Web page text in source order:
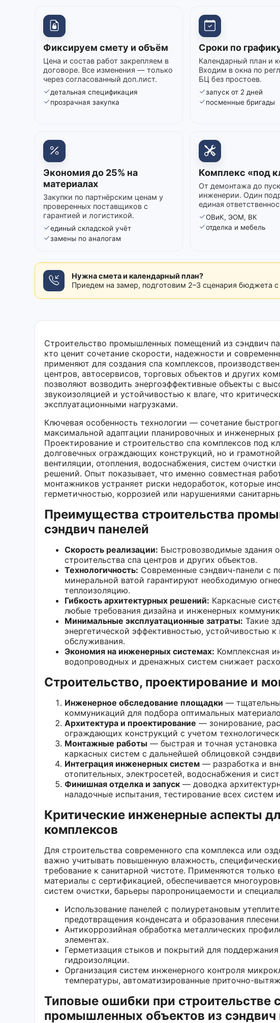
Фиксируем смету и объём
Цена и состав работ закрепляем в
договоре. Все изменения — только
через согласованный доп.лист.
детальная спецификация
прозрачная закупка
Сроки по
Календарный план и
Входим в окна по
БЦ без простоев.
запуск от 2 дней
посменные бригады
Экономия до 25% на
материалах
Закупки по партнёрским ценам у
проверенных поставщиков с
гарантией и логистикой.
единый складской учёт
замены по аналогам
Комплекс «под
От демонтажа до
инженерии. Один
единая
ОВиК, ЭОМ, ВК
отделка и мебель
Нужна смета и календарный план?
Приедем на замер, подготовим 2–3 сценария бюджета
Строительство промышленных помещений из сэндвич
кто ценит сочетание скорости, надежности и
применяют для создания спа комплексов,
центров, автосервисов, торговых объектов и других
позволяют возводить энергоэффективные объекты с
звукоизоляцией и устойчивостью к влаге, что
эксплуатационными нагрузками.
Ключевая особенность технологии — сочетание
максимальной адаптации планировочных и инженерных
Проектирование и строительство спа комплексов под
долговечных ограждающих конструкций, но и
вентиляции, отопления, водоснабжения, систем
решений. Опыт показывает, что именно совместная
монтажников устраняет риски недоработок, которые
герметичностью, коррозией или нарушениями
Преимущества строительства
сэндвич панелей
Скорость реализации: Быстровозводимые здания
строительства спа центров и других объектов.
Технологичность: Современные сэндвич-панели с
минеральной ватой гарантируют необходимую
теплоизоляцию.
Гибкость архитектурных решений: Каркасные
любые требования дизайна и инженерных
Минимальные эксплуатационные затраты: Такие
энергетической эффективностью, устойчивостью
обслуживания.
Экономия на инженерных системах: Комплексная
водопроводных и дренажных систем снижает
Строительство, проектирование и
Инженерное обследование площадки —
коммуникаций для подбора оптимальных
Архитектура и проектирование — зонирование,
ограждающих конструкций с учетом
Монтажные работы — быстрая и точная
каркасных систем с дальнейшей облицовкой
Интеграция инженерных систем — разработка и
отопительных, электросетей, водоснабжения и
Финишная отделка и запуск — доводка
наладочные испытания, тестирование всех систем
Критические инженерные аспекты
комплексов
Для строительства современного спа комплекса или
важно учитывать повышенную влажность,
требование к санитарной чистоте. Применяются только
материалы с сертификацией, обеспечивается
систем очистки, барьеры паропроницаемости и
Использование панелей с полиуретановым
предотвращения конденсата и образования плесени.
Антикоррозийная обработка металлических
элементах.
Герметизация стыков и покрытий для
гидроизоляции.
Организация систем инженерного контроля
температуры, автоматизированные приточно-
Типовые ошибки при строительстве
промышленных объектов из сэндвич